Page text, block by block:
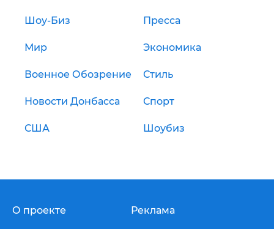
Шоу-Биз Пресса
Мир Экономика
Военное Обозрение Стиль
Новости Донбасса Спорт
США Шоубиз
О проекте Реклама